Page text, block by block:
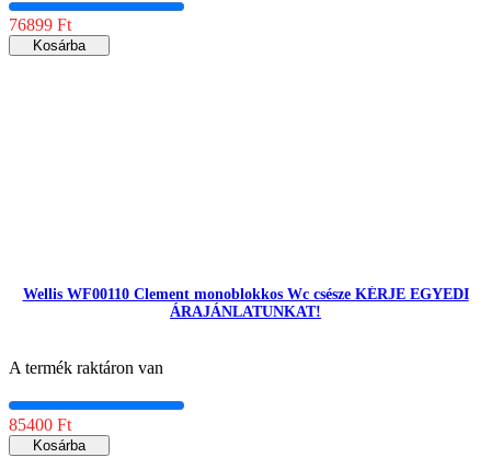
76899 Ft
Kosárba
Wellis WF00110 Clement monoblokkos Wc csésze KÉRJE EGYEDI
ÁRAJÁNLATUNKAT!
A termék raktáron van
85400 Ft
Kosárba